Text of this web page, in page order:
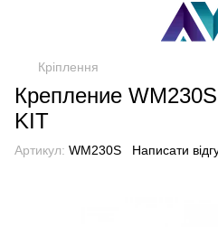
Кріплення
Крепление
KIT
Артикул: WM230S Написати